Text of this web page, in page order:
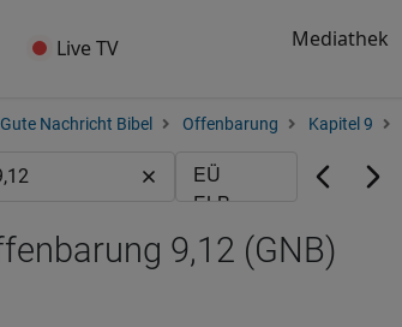
Live TV Mediathek
Gute Nachricht Bibel Offenbarung Kapitel 9
9,12 (GNB)